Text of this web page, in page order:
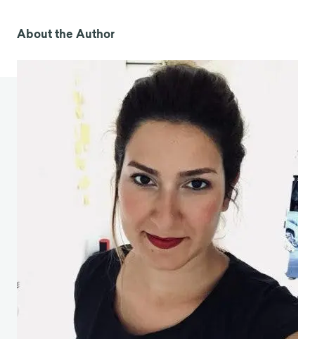
Huckfeldt, R. R. et Sprague, J. (1995).
and influence in an election campaign.
Cambridge University Press.
Critique de Facebook. (Dernière modification le
29 février 2020). Dans Wikipedia. Consulté le 25
ars 2020 à l'adresse suivante :
https://en.wikipedia.org/?curid=12878216
Allcott, Hunt. (2011). "Social Norms and Energy
Conservation" (Normes sociales et économies
d'énergie). Journal of Public Economics 95 :
About the Author